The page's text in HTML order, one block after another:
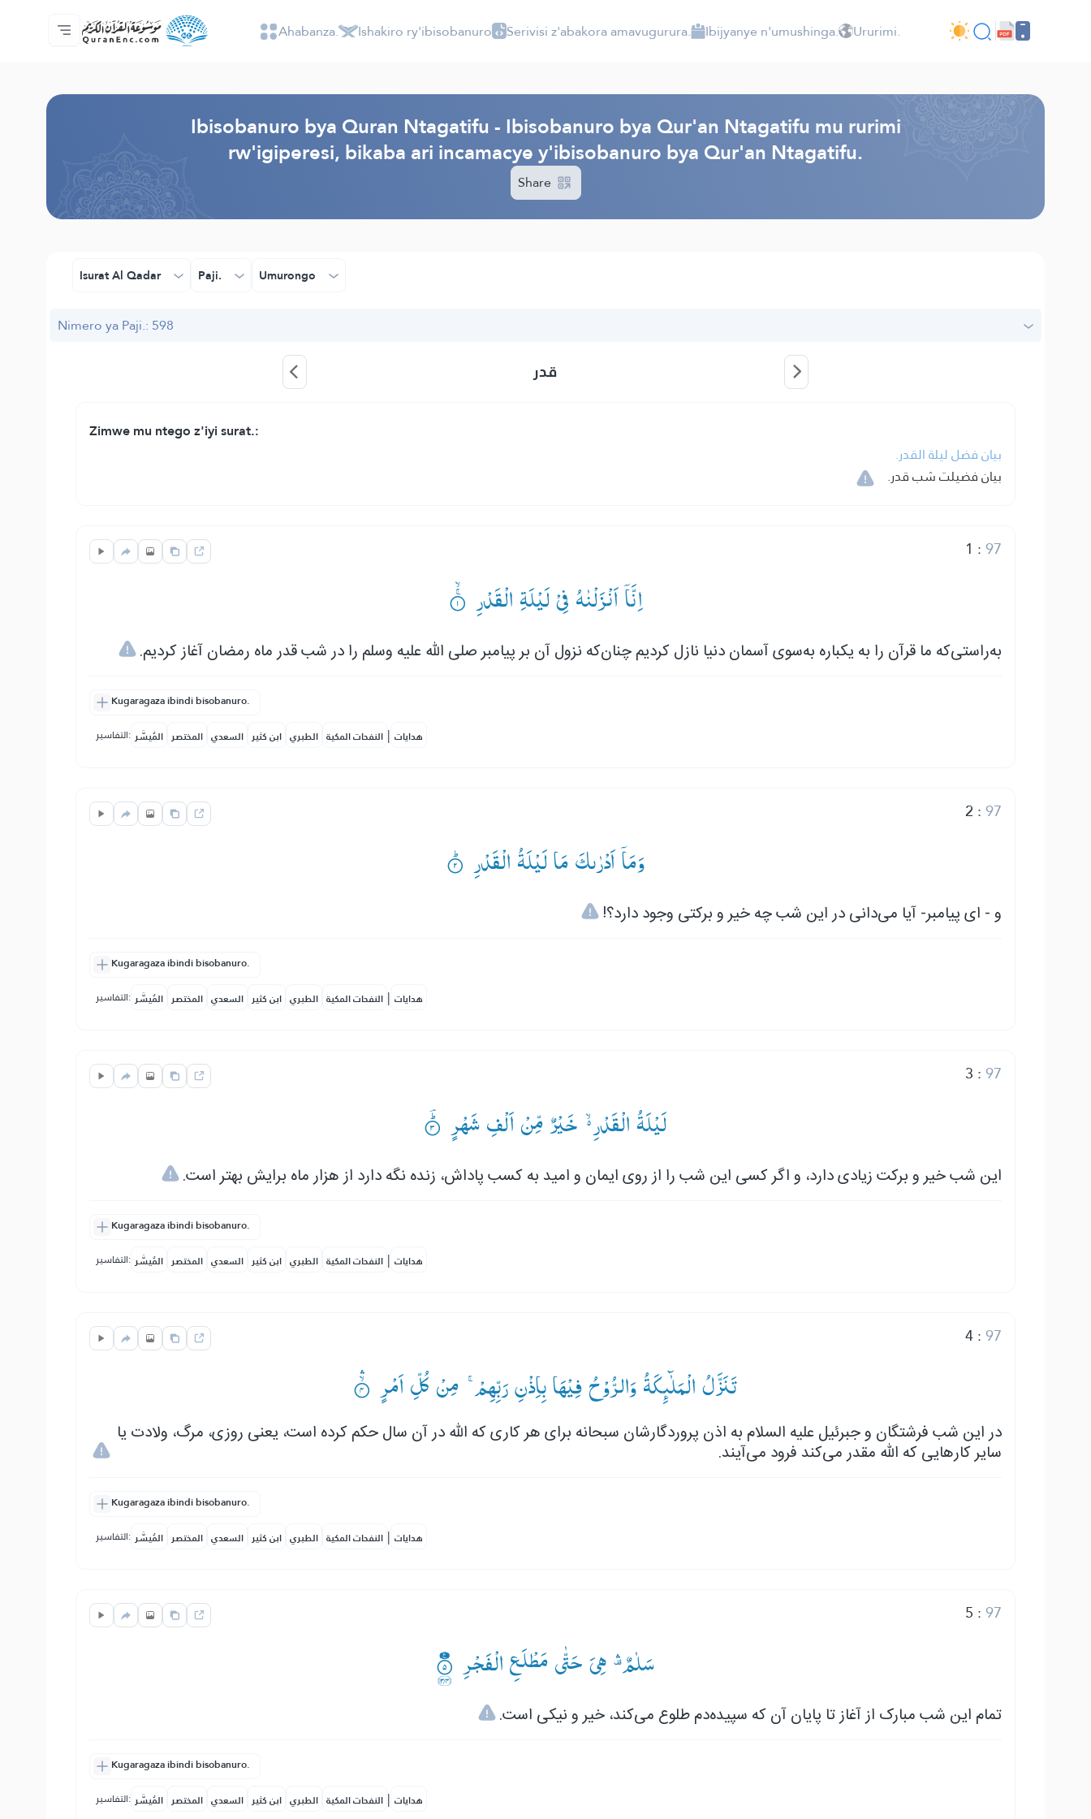
Ahabanza.
Ishakiro ry'ibisobanuro
Audio
Serivisi z'abakora amavugurura. - API
Ibijyanye n'umushinga.
Twandikire.
Ururimi. Ahabanza. Ishakiro ry'ibisobanuro Serivisi z'abakora amavugurura. Ibijyanye n'umushinga. Ururimi.
Ibisobanuro bya Quran Ntagatifu - Ibisobanuro bya Qur'an Ntagatifu mu rurimi
rw'igiperesi, bikaba ari incamacye y'ibisobanuro bya Qur'an Ntagatifu.
Share
Isurat Al Qadar Paji. Umurongo
Nimero ya Paji.: 598
قدر
Zimwe mu ntego z'iyi surat.:
بيان فضل ليلة القدر.
بیان فضیلت شب قدر.
1 :97
اِنَّاۤ اَنْزَلْنٰهُ فِیْ لَیْلَةِ الْقَدْرِ ۟ۚۙ
به‌راستی‌که ما قرآن را به یکباره به‌سوی آسمان دنیا نازل کردیم چنان‌که نزول آن بر پیامبر صلی الله علیه وسلم را در شب قدر ماه رمضان آغاز کردیم.
Kugaragaza ibindi bisobanuro.
التفاسير: المُيسَّر المختصر السعدي ابن كثير الطبري النفحات المكية | هدايات
2 :97
وَمَاۤ اَدْرٰىكَ مَا لَیْلَةُ الْقَدْرِ ۟ؕ
و - ای پیامبر- آیا می‌دانی در این شب چه خیر و برکتی وجود دارد؟!
Kugaragaza ibindi bisobanuro.
التفاسير: المُيسَّر المختصر السعدي ابن كثير الطبري النفحات المكية | هدايات
3 :97
لَیْلَةُ الْقَدْرِ ۙ۬— خَیْرٌ مِّنْ اَلْفِ شَهْرٍ ۟ؕؔ
این شب خیر و برکت زیادی دارد، و اگر کسی این شب را از روی ایمان و امید به کسب پاداش، زنده نگه دارد از هزار ماه برایش بهتر است.
Kugaragaza ibindi bisobanuro.
التفاسير: المُيسَّر المختصر السعدي ابن كثير الطبري النفحات المكية | هدايات
4:97
تَنَزَّلُ الْمَلٰٓىِٕكَةُ وَالرُّوْحُ فِیْهَا بِاِذْنِ رَبِّهِمْ ۚ— مِنْ كُلِّ اَمْرٍ ۟ۙۛ
در این شب فرشتگان و جبرئیل علیه السلام به اذن پروردگارشان سبحانه برای هر کاری که الله در آن سال حکم کرده است، یعنی روزی، مرگ، ولادت یا
سایر کارهایی که الله مقدر می‌کند فرود می‌آیند.
Kugaragaza ibindi bisobanuro.
التفاسير: المُيسَّر المختصر السعدي ابن كثير الطبري النفحات المكية | هدايات
5 :97
سَلٰمٌ ۛ۫— هِیَ حَتّٰی مَطْلَعِ الْفَجْرِ ۟۠
تمام این شب مبارک از آغاز تا پایان آن که سپیده‌دم طلوع می‌کند، خیر و نیکی است.
Kugaragaza ibindi bisobanuro.
التفاسير: المُيسَّر المختصر السعدي ابن كثير الطبري النفحات المكية | هدايات